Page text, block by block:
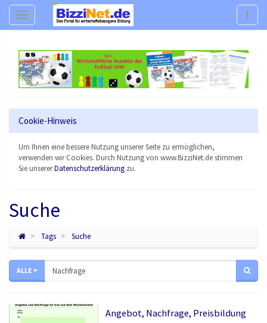
Navigation
Cookie-Hinweis
Um Ihnen eine bessere Nutzung unserer Seite zu ermöglichen,
verwenden wir Cookies. Durch Nutzung von www.BizziNet.de stimmen
Sie unsererDatenschutzerklärung zu.
Suche
Tags Suche
ALLE
Angebot, Nachfrage, Preisbildung